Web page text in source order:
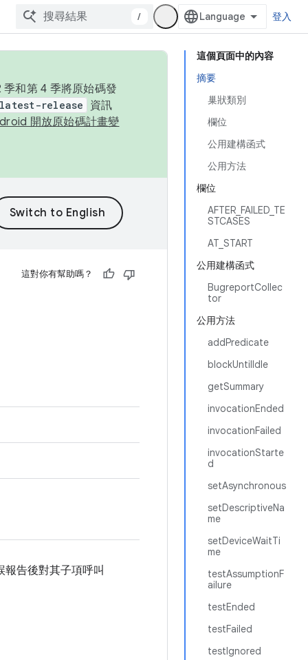
/ 登入
這個頁面中的內容
摘要
巢狀類別
欄位
公用建構函式
公用方法
欄位
AFTER_FAILED_TE
STCASES
AT_START
公用建構函式
BugreportCollec
tor
公用方法
addPredicate
blockUntilIdle
getSummary
invocationEnded
invocationFailed
invocationStarte
d
setAsynchronous
setDescriptiveNa
me
setDeviceWaitTi
me
testAssumptionF
ailure
testEnded
testFailed
testIgnored
和第 4 季將原始碼發
release
資訊
開放原始碼計畫變
這對你有幫助嗎？
告後對其子項呼叫